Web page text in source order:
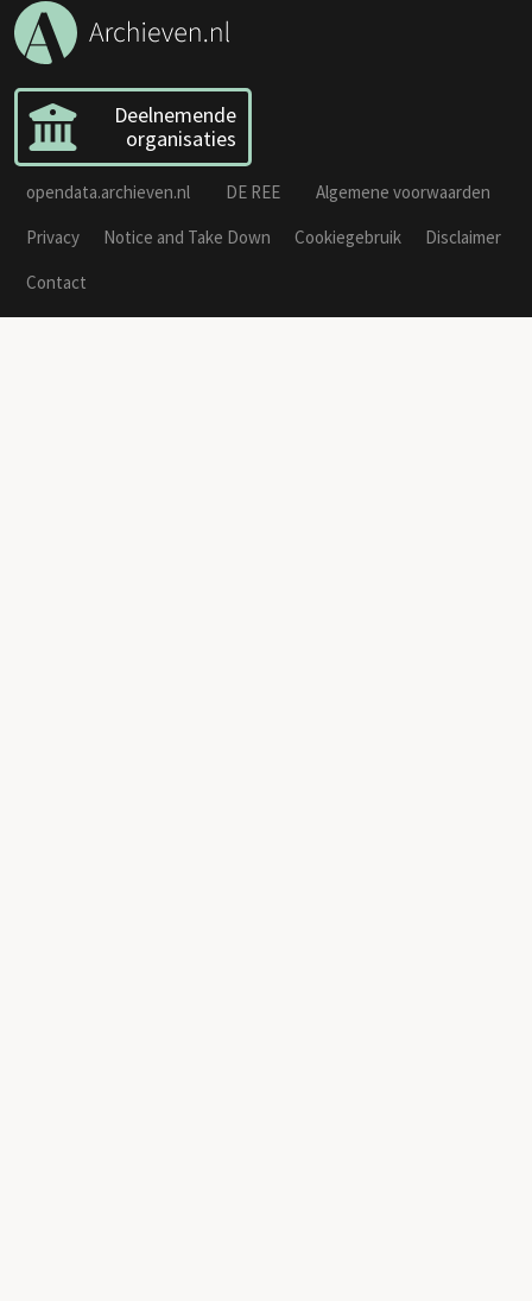
Deelnemende
organisaties
opendata.archieven.nl DE REE
Algemene voorwaarden
Privacy
Notice and Take Down Cookiegebruik
Disclaimer
Contact